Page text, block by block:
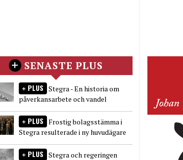
SENASTE PLUS
PLUS Stegra - En historia om
påverkansarbete och vandel
PLUS Frostig bolagsstämma i
Stegra resulterade i ny huvudägare
PLUS Stegra och regeringen